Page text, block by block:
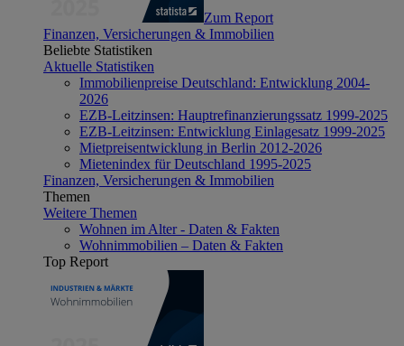
Zum Report
Finanzen, Versicherungen & Immobilien
Beliebte Statistiken
Aktuelle Statistiken
Immobilienpreise Deutschland: Entwicklung 2004-
2026
EZB-Leitzinsen: Hauptrefinanzierungssatz 1999-2025
EZB-Leitzinsen: Entwicklung Einlagesatz 1999-2025
Mietpreisentwicklung in Berlin 2012-2026
Mietenindex für Deutschland 1995-2025
Finanzen, Versicherungen & Immobilien
Themen
Weitere Themen
Wohnen im Alter - Daten & Fakten
Wohnimmobilien – Daten & Fakten
Top Report